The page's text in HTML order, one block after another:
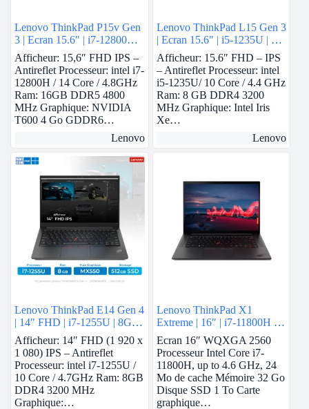
Lenovo ThinkPad P15v Gen
3 | Ecran 15.6″ | i7-12800H |
16 GB Ram | Nvidia T600 |
512 GB SSD
Afficheur: 15,6″ FHD IPS –
Antireflet Processeur: intel i7-
12800H / 14 Core / 4.8GHz
Ram: 16GB DDR5 4800
MHz Graphique: NVIDIA
T600 4 Go GDDR6…
Lenovo
Lenovo ThinkPad L15 Gen 3
| Ecran 15.6″ | i5-1235U | 8
GB Ram | intel Iris Xe | 256
GB SSD
Afficheur: 15.6″ FHD – IPS
– Antireflet Processeur: intel
i5-1235U/ 10 Core / 4.4 GHz
Ram: 8 GB DDR4 3200
MHz Graphique: Intel Iris
Xe…
Lenovo
Lenovo ThinkPad E14 Gen 4
| 14″ FHD | i7-1255U | 8GB
Ram | Nvidia MX550 | 512
GB SSD
Afficheur: 14″ FHD (1 920 x
1 080) IPS – Antireflet
Processeur: intel i7-1255U /
10 Core / 4.7GHz Ram: 8GB
DDR4 3200 MHz
Graphique:…
Lenovo ThinkPad X1
Extreme | 16″ | i7-11800H |
32GB Ram | RTX 3060 | 1
To SSD
Ecran 16″ WQXGA 2560
Processeur Intel Core i7-
11800H, up to 4.6 GHz, 24
Mo de cache Mémoire 32 Go
Disque SSD 1 To Carte
graphique…